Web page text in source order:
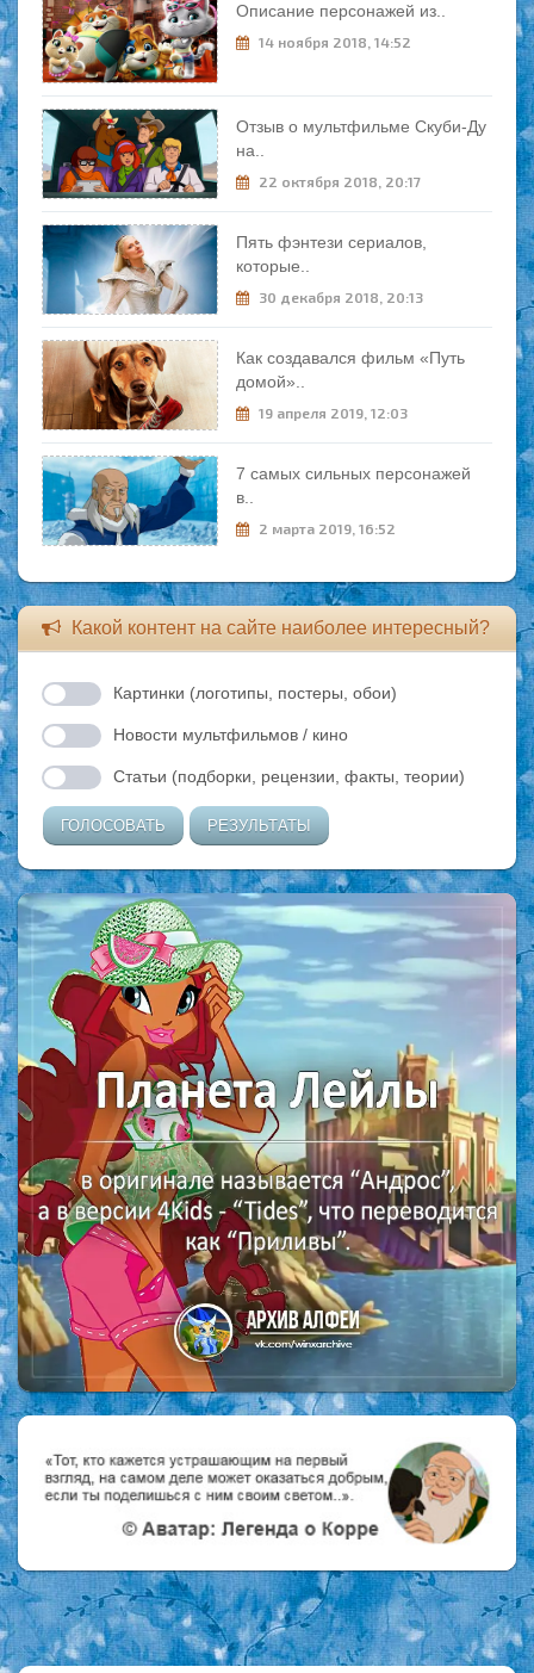
Описание персонажей из..
14 ноября 2018, 14:52
Отзыв о мультфильме Скуби-Ду
на..
22 октября 2018, 20:17
Пять фэнтези сериалов,
которые..
30 декабря 2018, 20:13
Как создавался фильм «Путь
домой»..
19 апреля 2019, 12:03
7 самых сильных персонажей
в..
2 марта 2019, 16:52
Какой контент на сайте наиболее интересный?
Картинки (логотипы, постеры, обои)
Новости мультфильмов / кино
Статьи (подборки, рецензии, факты, теории)
ГОЛОСОВАТЬ РЕЗУЛЬТАТЫ